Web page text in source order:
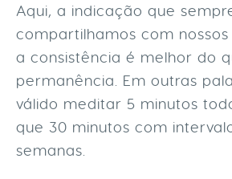
Aqui, a indicação que
compartilhamos com
a consistência é melhor do
permanência. Em outras
válido meditar 5 minutos
que 30 minutos com
semanas.